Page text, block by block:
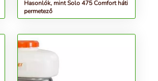
Hasonlók, mint Solo 475 Comfort háti
permetező